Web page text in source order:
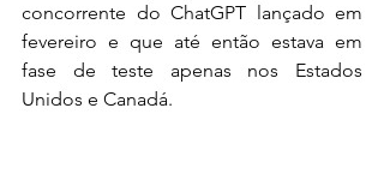
concorrente do ChatGPT lançado em
fevereiro e que até então estava em
fase de teste apenas nos Estados
Unidos e Canadá.